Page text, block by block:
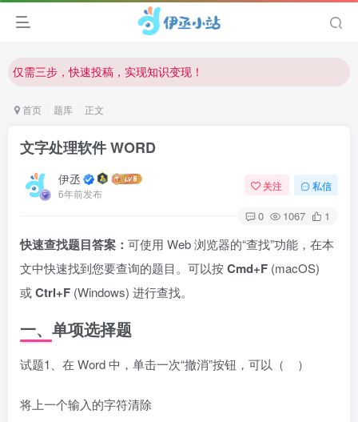
欢迎访问伊丞小站！
仅需三步，快速投稿，实现知识变现！
首页 题库 正文
文字处理软件 WORD
伊丞
6年前发布
关注 私信
0 1067 1
快速查找题目答案： 可使用 Web 浏览器的“查找”功能，在本
文中快速找到您要查询的题目。可以按Cmd+F (macOS)
或Ctrl+F (Windows) 进行查找。
一、单项选择题
试题1、在 Word 中，单击一次“撤消”按钮，可以（ ）
将上一个输入的字符清除